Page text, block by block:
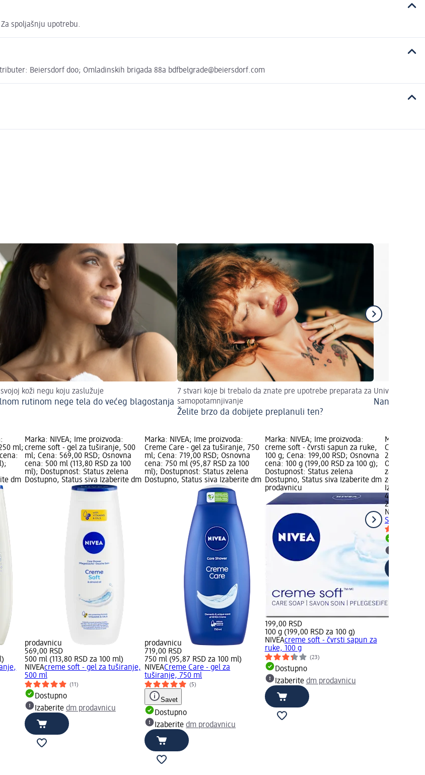
spoljašnju upotrebu.
Beiersdorf doo; Omladinskih brigada 88a bdfbelgrade@beiersdorf.com
koži negu koju zaslužuje
rutinom nege tela do većeg blagostanja
7 stvari koje bi trebalo da znate pre upotrebe preparata za
samopotamnjivanje
Želite brzo da dobijete preplanuli ten?
Univerzalna
Nana
ml;
dm
Marka: NIVEA; Ime proizvoda:
creme soft - gel za tuširanje, 500
ml; Cena: 569,00 RSD; Osnovna
cena: 500 ml (113,80 RSD za 100
ml); Dostupnost: Status zelena
Dostupno, Status siva Izaberite dm
prodavnicu
569,00 RSD
500 ml (113,80 RSD za 100 ml)
NIVEAcreme soft - gel za tuširanje,
500 ml
(11)
Dostupno
Izaberite dm prodavnicu
Marka: NIVEA; Ime proizvoda:
Creme Care - gel za tuširanje, 750
ml; Cena: 719,00 RSD; Osnovna
cena: 750 ml (95,87 RSD za 100
ml); Dostupnost: Status zelena
Dostupno, Status siva Izaberite dm
prodavnicu
719,00 RSD
750 ml (95,87 RSD za 100 ml)
NIVEACreme Care - gel za
tuširanje, 750 ml
(5)
Savet
Dostupno
Izaberitedm prodavnicu
Marka: NIVEA; Ime proizvoda:
creme soft - čvrsti sapun za ruke,
100 g; Cena: 199,00 RSD; Osnovna
cena: 100 g (199,00 RSD za 100 g);
Dostupnost: Status zelena
Dostupno, Status siva Izaberite dm
prodavnicu
199,00 RSD
100 g (199,00 RSD za 100 g)
NIVEAcreme soft - čvrsti sapun za
ruke, 100 g
(23)
Dostupno
Izaberite dm prodavnicu
Marka:
Care gel
250 ml;
Osnovna
za 100 ml);
zelena
Izaberite
449,00 RSD
250 ml
NIVEA
Shea